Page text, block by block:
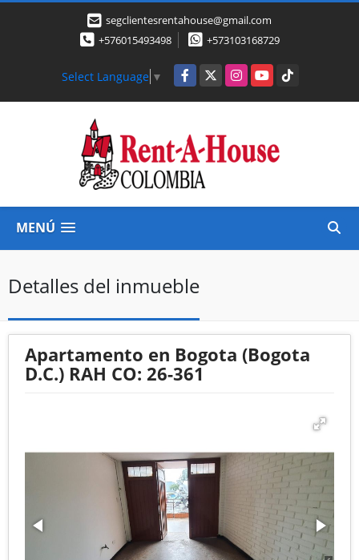
segclientesrentahouse@gmail.com
+576015493498
+573103168729
Select Language ▼ Facebook
X InstagramYouTubeTikTok
MENÚ
Detalles del inmueble
Apartamento en Bogota (Bogota
D.C.) RAH CO: 26-361